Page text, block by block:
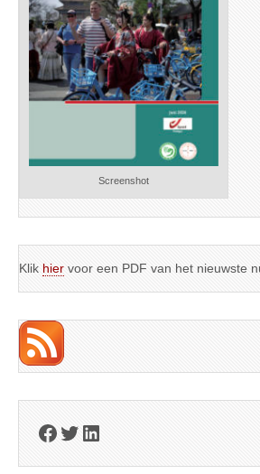
Screenshot
Klik hier voor een PDF van het nieuwste
Facebook
Twitter
LinkedIn